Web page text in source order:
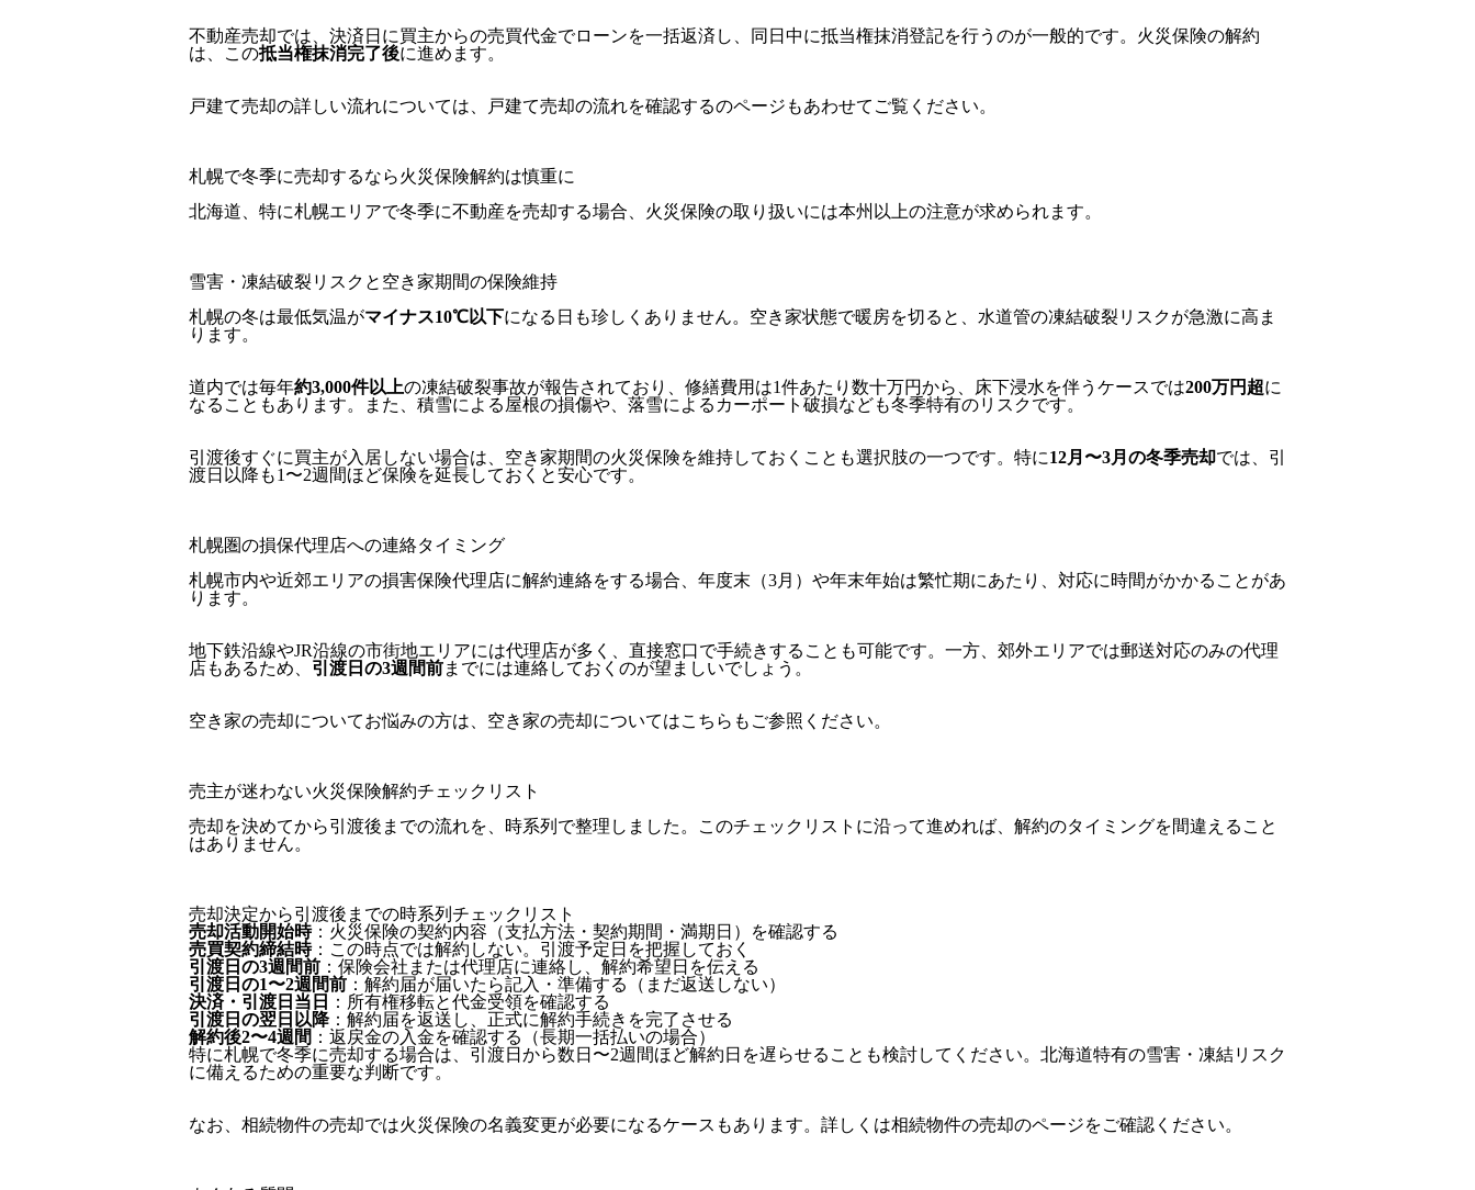
不動産売却では、決済日に買主からの売買代金でローンを一括返済し、同日中に抵当権抹消登記を行うのが一般的です。火災保険の解約
は、この抵当権抹消完了後に進めます。
戸建て売却の詳しい流れについては、 戸建て売却の流れを確認するのページもあわせてご覧ください。
札幌で冬季に売却するなら火災保険解約は慎重に
北海道、特に札幌エリアで冬季に不動産を売却する場合、火災保険の取り扱いには本州以上の注意が求められます。
雪害・凍結破裂リスクと空き家期間の保険維持
札幌の冬は最低気温がマイナス10℃以下になる日も珍しくありません。空き家状態で暖房を切ると、水道管の凍結破裂リスクが急激に高ま
ります。
道内では毎年約3,000件以上の凍結破裂事故が報告されており、修繕費用は1件あたり数十万円から、床下浸水を伴うケースでは200万円超に
なることもあります。また、積雪による屋根の損傷や、落雪によるカーポート破損なども冬季特有のリスクです。
引渡後すぐに買主が入居しない場合は、空き家期間の火災保険を維持しておくことも選択肢の一つです。特に12月〜3月の冬季売却では、引
渡日以降も1〜2週間ほど保険を延長しておくと安心です。
札幌圏の損保代理店への連絡タイミング
札幌市内や近郊エリアの損害保険代理店に解約連絡をする場合、年度末（3月）や年末年始は繁忙期にあたり、対応に時間がかかることがあ
ります。
地下鉄沿線やJR沿線の市街地エリアには代理店が多く、直接窓口で手続きすることも可能です。一方、郊外エリアでは郵送対応のみの代理
店もあるため、 引渡日の3週間前までには連絡しておくのが望ましいでしょう。
空き家の売却についてお悩みの方は、 空き家の売却についてはこちら もご参照ください。
売主が迷わない火災保険解約チェックリスト
売却を決めてから引渡後までの流れを、時系列で整理しました。このチェックリストに沿って進めれば、解約のタイミングを間違えること
はありません。
売却決定から引渡後までの時系列チェックリスト
売却活動開始時：火災保険の契約内容（支払方法・契約期間・満期日）を確認する
売買契約締結時：この時点では解約しない。引渡予定日を把握しておく
引渡日の3週間前 ：保険会社または代理店に連絡し、解約希望日を伝える
引渡日の1〜2週間前 ：解約届が届いたら記入・準備する（まだ返送しない）
決済・引渡日当日
：所有権移転と代金受領を確認する
引渡日の翌日以降：解約届を返送し、正式に解約手続きを完了させる
解約後2〜4週間 ：返戻金の入金を確認する（長期一括払いの場合）
特に札幌で冬季に売却する場合は、引渡日から数日〜2週間ほど解約日を遅らせることも検討してください。北海道特有の雪害・凍結リスク
に備えるための重要な判断です。
なお、相続物件の売却では火災保険の名義変更が必要になるケースもあります。詳しくは相続物件の売却のページをご確認ください。